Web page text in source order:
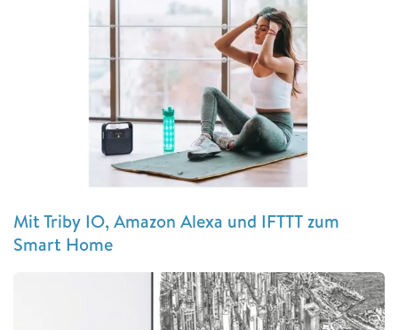
Mit Triby IO, Amazon Alexa und IFTTT zum
Smart Home